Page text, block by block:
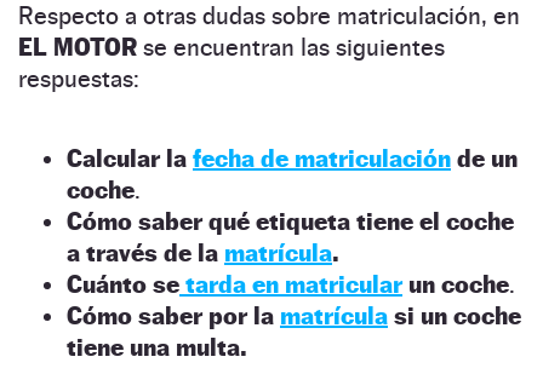
Respecto a otras dudas sobre matriculación, en
EL MOTOR se encuentran las siguientes
respuestas:
Calcular la fecha de matriculación de un
coche.
Cómo saber qué etiqueta tiene el coche
a través de la matrícula.
Cuánto se tarda en matricularun coche.
Cómo saber por la matrícula si un coche
tiene una multa.